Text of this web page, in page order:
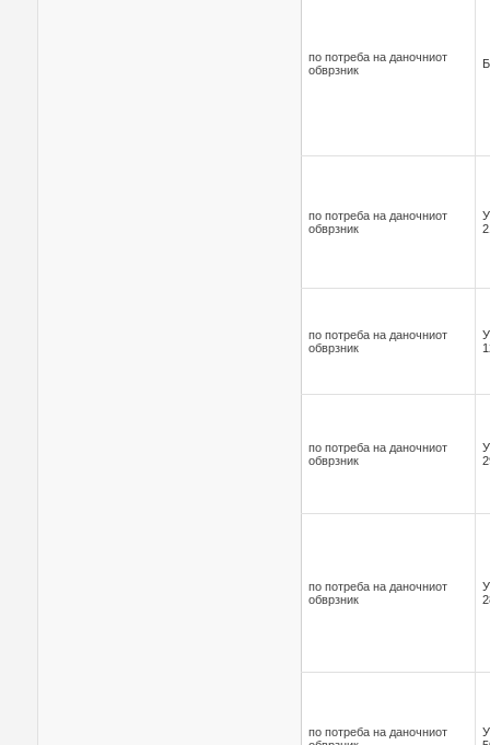
по потреба на даночниот
обврзник
по потреба на даночниот
обврзник
по потреба на даночниот
обврзник
по потреба на даночниот
обврзник
по потреба на даночниот
обврзник
по потреба на даночниот